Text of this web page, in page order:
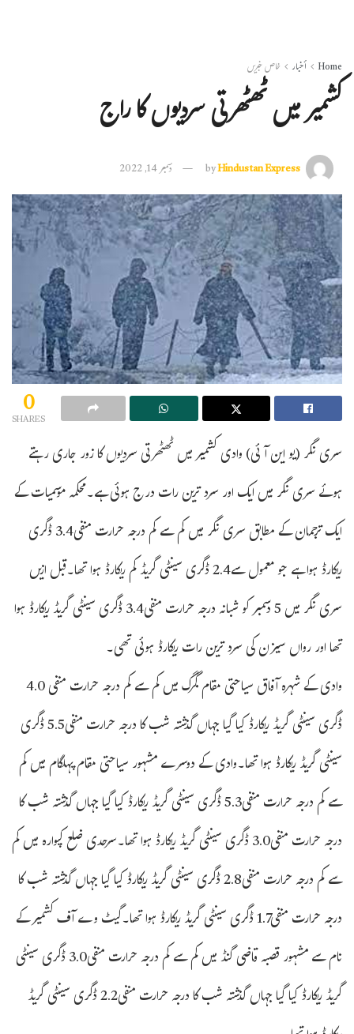
Home أخبار خاص خبریں
کشمیر میں ٹھٹھرتی سردیوں کا راج
byHindustan Express دسمبر 14, 2022
0
SHARES
سری نگر (یو این آئی) وادی کشمیر میں ٹھٹھرتی سردیوں کا زور جاری رہتے
ہوئے سری نگر میں ایک اور سرد ترین رات درج ہوئی ہے۔محکمہ موسمیات کے
ایک ترجمان کے مطابق سری نگر میں کم سے کم درجہ حرارت منفی3.4 ڈگری
ریکارڈ ہوا ہے جو معمول سے2.4 ڈگری سینٹی گریڈ کم ریکارڈ ہوا تھا۔قبل ازیں
سری نگر میں 5 دسمبر کو شبانہ درجہ حرارت منفی3.4 ڈگری سینٹی گریڈ ریکارڈ ہوا
تھا اور رواں سیزن کی سرد ترین رات ریکارڈ ہوئی تھی۔
وادی کے شہرہ آفاق سیاحتی مقام گمرگ میں کم سے کم درجہ حرارت منفی 4.0
ڈگری سینٹی گریڈ ریکارڈ کیا گیا جہاں گذشتہ شب کا درجہ حرارت منفی5.5 ڈگری
سینٹی گریڈ ریکارڈ ہوا تھا۔وادی کے دوسرے مشہور سیاحتی مقام پہلگام میں کم
سے کم درجہ حرارت منفی5.3 ڈگری سینٹی گریڈ ریکارڈ کیا گیا جہاں گذشتہ شب کا
درجہ حرارت منفی3.0 ڈگری سینٹی گریڈ ریکارڈ ہوا تھا۔سرحدی ضلع کپوارہ میں کم
سے کم درجہ حرارت منفی2.8 ڈگری سینٹی گریڈ ریکارڈ کیا گیا جہاں گذشتہ شب کا
درجہ حرارت منفی1.7 ڈگری سینٹی گریڈ ریکارڈ ہوا تھا۔گیٹ وے آف کشمیر کے
نام سے مشہور قصبہ قاضی گنڈ میں کم سے کم درجہ حرارت منفی3.0 ڈگری سینٹی
گریڈ ریکارڈ کیا گیا جہاں گذشتہ شب کا درجہ حرارت منفی2.2 ڈگری سینٹی گریڈ